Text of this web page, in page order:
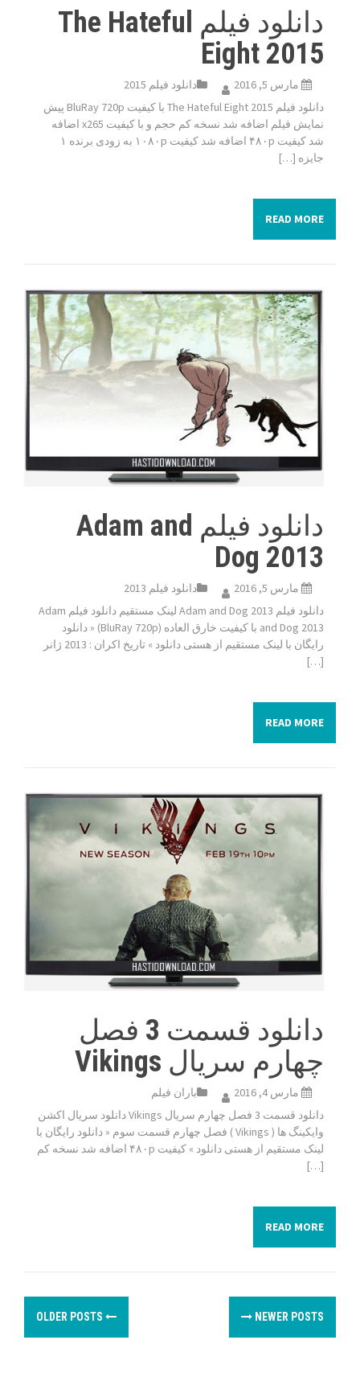
دانلود فیلم The Hateful
Eight 2015
مارس 5, 2016
دانلود فیلم 2015
دانلود فیلم The Hateful Eight 2015 با کیفیت BluRay 720p پیش
نمایش فیلم اضافه شد نسخه کم حجم و با کیفیت x265 اضافه
شد کیفیت ۴۸۰p اضافه شد کیفیت ۱۰۸۰p به زودی برنده ۱
جایزه […]
READ MORE
دانلود فیلم Adam and
Dog 2013
مارس 5, 2016
دانلود فیلم 2013
دانلود فیلم Adam and Dog 2013 لینک مستقیم دانلود فیلم Adam
and Dog 2013 با کیفیت خارق العاده (BluRay 720p) « دانلود
رایگان با لینک مستقیم از هستی دانلود » تاریخ اکران : 2013 ژانر
[…]
READ MORE
دانلود قسمت 3 فصل
چهارم سریال Vikings
مارس 4, 2016
باران فیلم
دانلود قسمت 3 فصل چهارم سریال Vikings دانلود سریال اکشن
وایکینگ ها ( Vikings ) فصل چهارم قسمت سوم « دانلود رایگان با
لینک مستقیم از هستی دانلود » کیفیت ۴۸۰p اضافه شد نسخه کم
[…]
READ MORE
P
o
NEWER POSTS